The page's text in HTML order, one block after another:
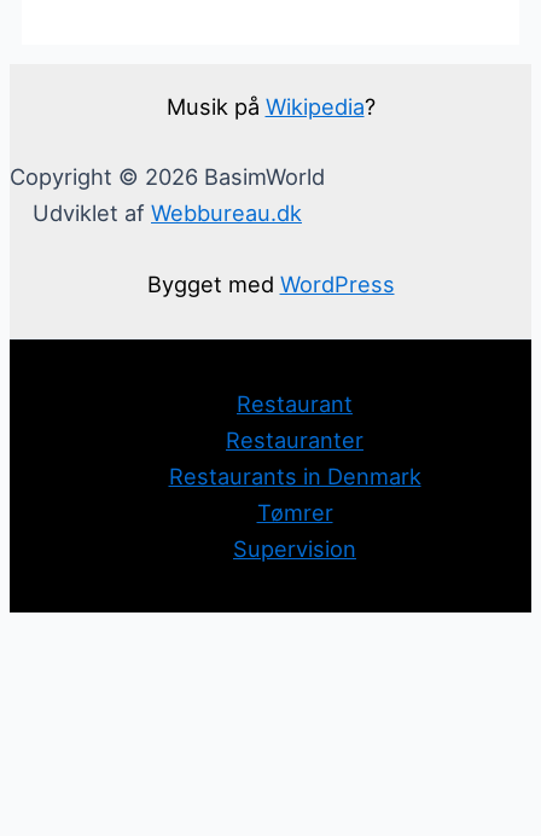
Musik på Wikipedia?
Copyright © 2026 BasimWorld
Udviklet af Webbureau.dk
Bygget med WordPress
Restaurant
Restauranter
Restaurants in Denmark
Tømrer
Supervision